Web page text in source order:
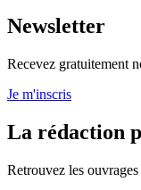
Newsletter
Recevez gratuitement
Je m'inscris
La rédaction
Retrouvez les